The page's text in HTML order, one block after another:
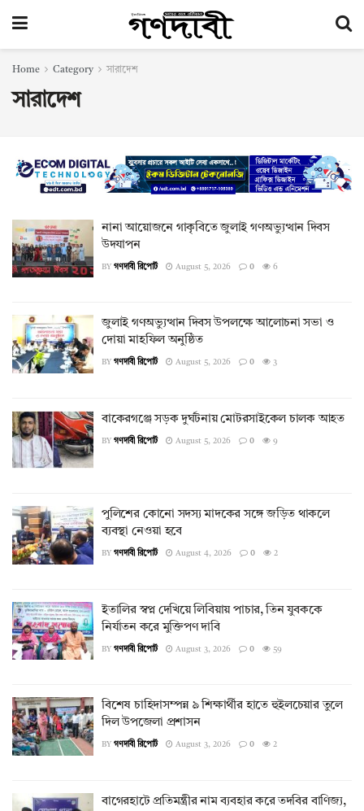
Home Category সারাদেশ
সারাদেশ
নানা আয়োজনে গাকৃবিতে জুলাই গণঅভ্যুত্থান দিবস
উদযাপন
BY গণদাবী রিপোর্ট August 5, 2026 0 6
জুলাই গণঅভ্যুত্থান দিবস উপলক্ষে আলোচনা সভা ও
দোয়া মাহফিল অনুষ্ঠিত
BY গণদাবী রিপোর্ট August 5, 2026 0 3
বাকেরগঞ্জে সড়ক দুর্ঘটনায় মোটরসাইকেল চালক আহত
BY গণদাবী রিপোর্ট August 5, 2026 0 9
পুলিশের কোনো সদস্য মাদকের সঙ্গে জড়িত থাকলে
ব্যবস্থা নেওয়া হবে
BY গণদাবী রিপোর্ট August 4, 2026 0 2
ইতালির স্বপ্ন দেখিয়ে লিবিয়ায় পাচার, তিন যুবককে
নির্যাতন করে মুক্তিপণ দাবি
BY গণদাবী রিপোর্ট August 3, 2026 0 59
বিশেষ চাহিদাসম্পন্ন ৯ শিক্ষার্থীর হাতে হুইলচেয়ার তুলে
দিল উপজেলা প্রশাসন
BY গণদাবী রিপোর্ট August 3, 2026 0 2
বাগেরহাটে প্রতিমন্ত্রীর নাম ব্যবহার করে তদবির বাণিজ্য,